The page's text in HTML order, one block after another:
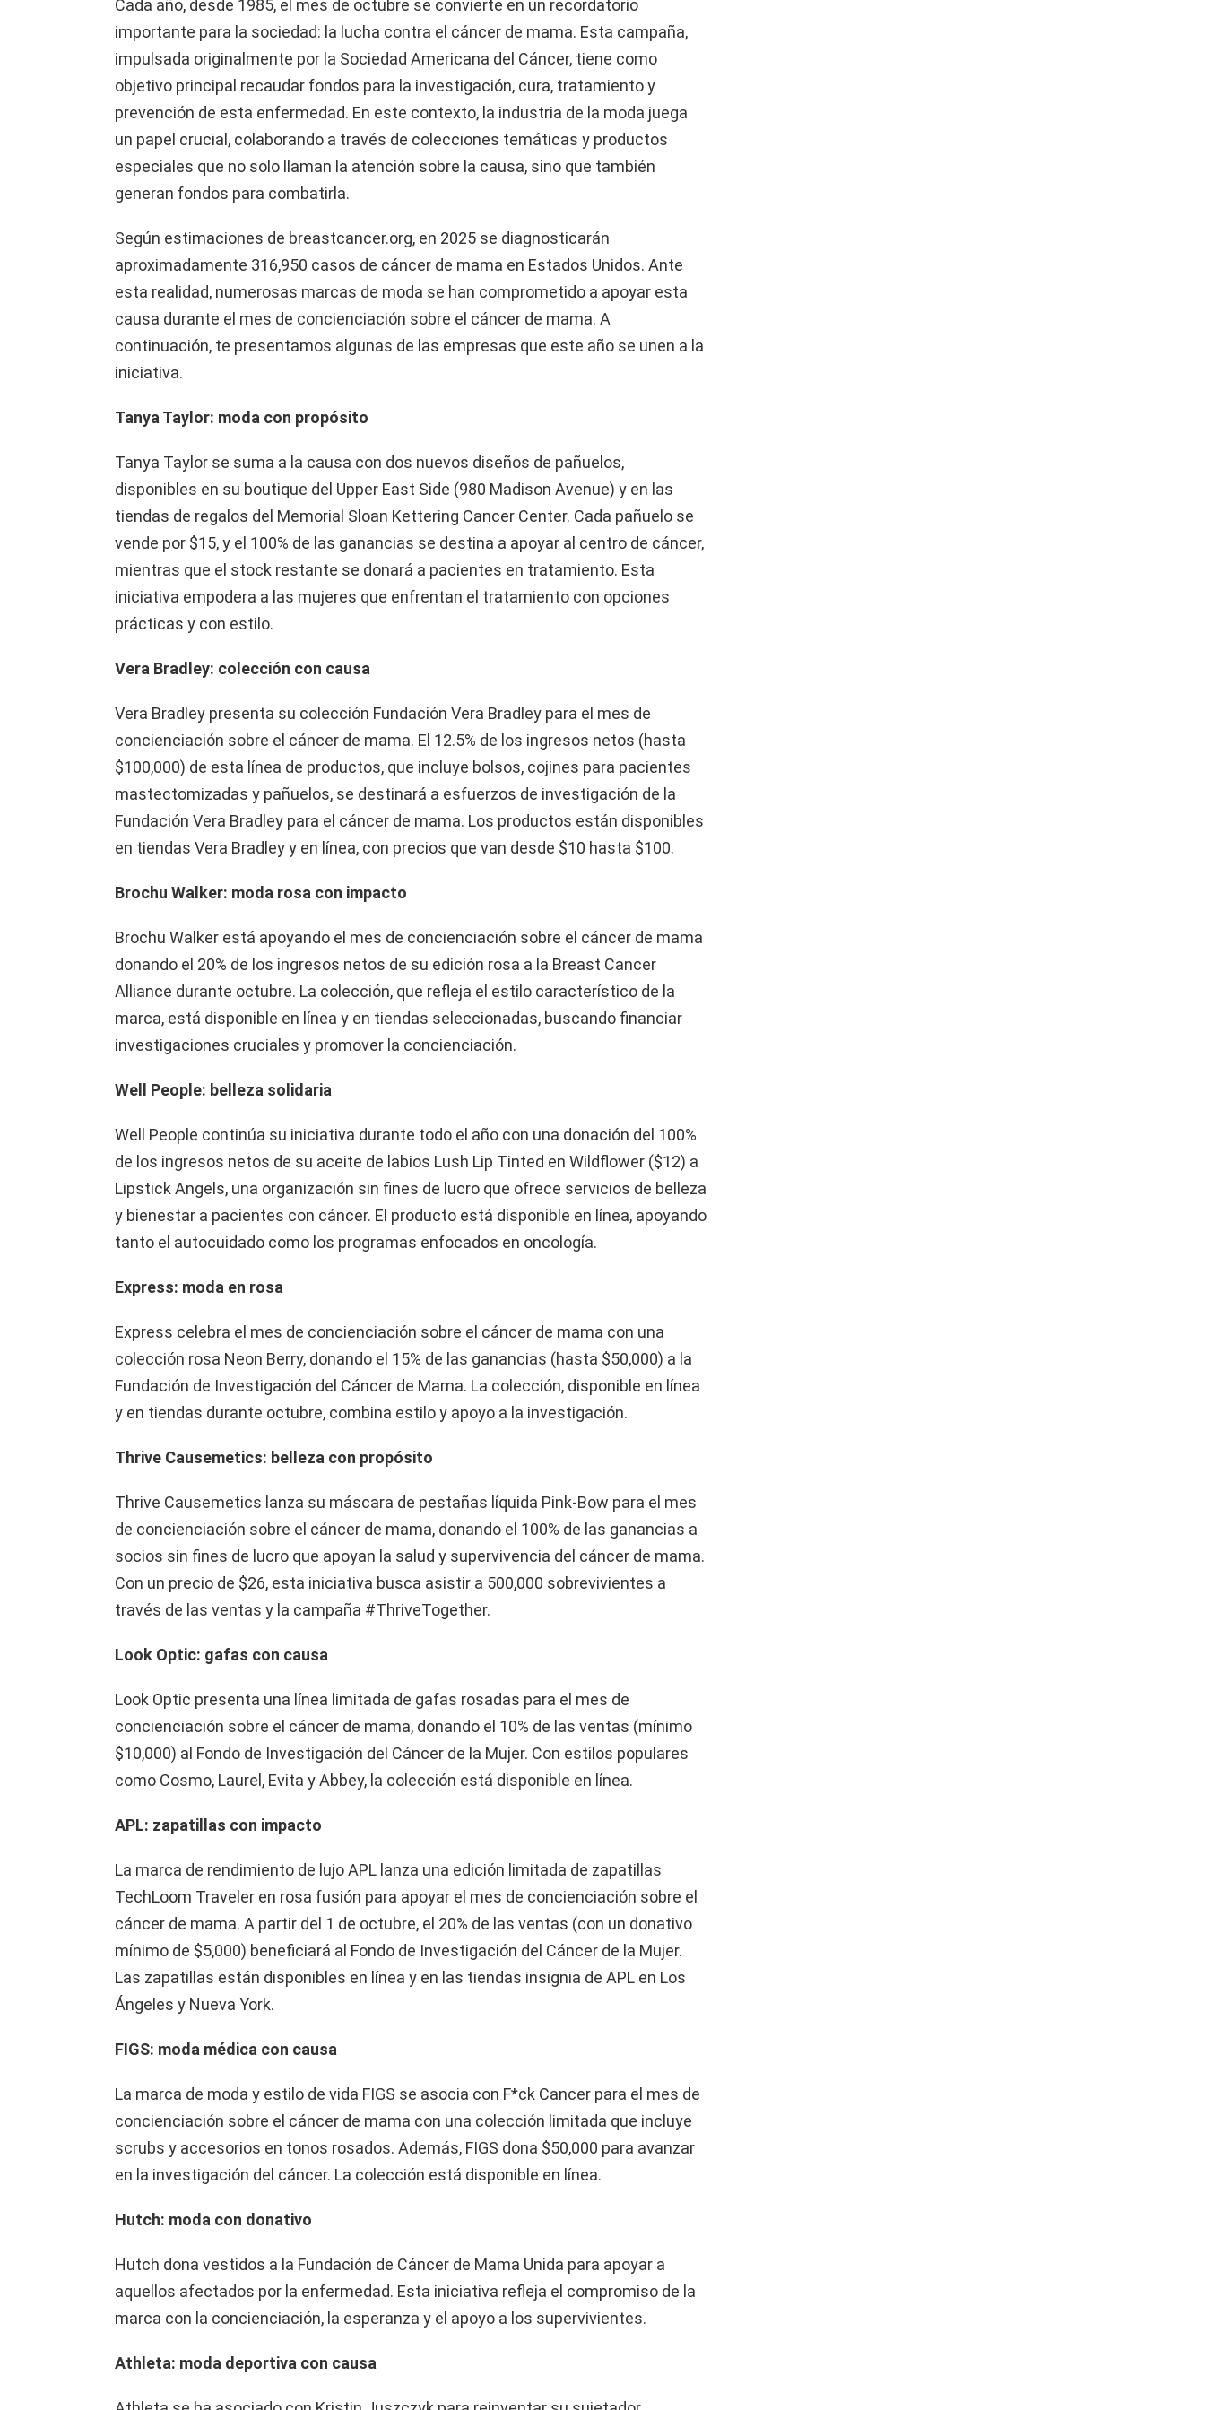
Cada año, desde 1985, el mes de octubre se convierte en un recordatorio
importante para la sociedad: la lucha contra el cáncer de mama. Esta campaña,
impulsada originalmente por la Sociedad Americana del Cáncer, tiene como
objetivo principal recaudar fondos para la investigación, cura, tratamiento y
prevención de esta enfermedad. En este contexto, la industria de la moda juega
un papel crucial, colaborando a través de colecciones temáticas y productos
especiales que no solo llaman la atención sobre la causa, sino que también
generan fondos para combatirla.
Según estimaciones de breastcancer.org, en 2025 se diagnosticarán
aproximadamente 316,950 casos de cáncer de mama en Estados Unidos. Ante
esta realidad, numerosas marcas de moda se han comprometido a apoyar esta
causa durante el mes de concienciación sobre el cáncer de mama. A
continuación, te presentamos algunas de las empresas que este año se unen a la
iniciativa.
Tanya Taylor: moda con propósito
Tanya Taylor se suma a la causa con dos nuevos diseños de pañuelos,
disponibles en su boutique del Upper East Side (980 Madison Avenue) y en las
tiendas de regalos del Memorial Sloan Kettering Cancer Center. Cada pañuelo se
vende por $15, y el 100% de las ganancias se destina a apoyar al centro de cáncer,
mientras que el stock restante se donará a pacientes en tratamiento. Esta
iniciativa empodera a las mujeres que enfrentan el tratamiento con opciones
prácticas y con estilo.
Vera Bradley: colección con causa
Vera Bradley presenta su colección Fundación Vera Bradley para el mes de
concienciación sobre el cáncer de mama. El 12.5% de los ingresos netos (hasta
$100,000) de esta línea de productos, que incluye bolsos, cojines para pacientes
mastectomizadas y pañuelos, se destinará a esfuerzos de investigación de la
Fundación Vera Bradley para el cáncer de mama. Los productos están disponibles
en tiendas Vera Bradley y en línea, con precios que van desde $10 hasta $100.
Brochu Walker: moda rosa con impacto
Brochu Walker está apoyando el mes de concienciación sobre el cáncer de mama
donando el 20% de los ingresos netos de su edición rosa a la Breast Cancer
Alliance durante octubre. La colección, que refleja el estilo característico de la
marca, está disponible en línea y en tiendas seleccionadas, buscando financiar
investigaciones cruciales y promover la concienciación.
Well People: belleza solidaria
Well People continúa su iniciativa durante todo el año con una donación del 100%
de los ingresos netos de su aceite de labios Lush Lip Tinted en Wildflower ($12) a
Lipstick Angels, una organización sin fines de lucro que ofrece servicios de belleza
y bienestar a pacientes con cáncer. El producto está disponible en línea, apoyando
tanto el autocuidado como los programas enfocados en oncología.
Express: moda en rosa
Express celebra el mes de concienciación sobre el cáncer de mama con una
colección rosa Neon Berry, donando el 15% de las ganancias (hasta $50,000) a la
Fundación de Investigación del Cáncer de Mama. La colección, disponible en línea
y en tiendas durante octubre, combina estilo y apoyo a la investigación.
Thrive Causemetics: belleza con propósito
Thrive Causemetics lanza su máscara de pestañas líquida Pink-Bow para el mes
de concienciación sobre el cáncer de mama, donando el 100% de las ganancias a
socios sin fines de lucro que apoyan la salud y supervivencia del cáncer de mama.
Con un precio de $26, esta iniciativa busca asistir a 500,000 sobrevivientes a
través de las ventas y la campaña #ThriveTogether.
Look Optic: gafas con causa
Look Optic presenta una línea limitada de gafas rosadas para el mes de
concienciación sobre el cáncer de mama, donando el 10% de las ventas (mínimo
$10,000) al Fondo de Investigación del Cáncer de la Mujer. Con estilos populares
como Cosmo, Laurel, Evita y Abbey, la colección está disponible en línea.
APL: zapatillas con impacto
La marca de rendimiento de lujo APL lanza una edición limitada de zapatillas
TechLoom Traveler en rosa fusión para apoyar el mes de concienciación sobre el
cáncer de mama. A partir del 1 de octubre, el 20% de las ventas (con un donativo
mínimo de $5,000) beneficiará al Fondo de Investigación del Cáncer de la Mujer.
Las zapatillas están disponibles en línea y en las tiendas insignia de APL en Los
Ángeles y Nueva York.
FIGS: moda médica con causa
La marca de moda y estilo de vida FIGS se asocia con F*ck Cancer para el mes de
concienciación sobre el cáncer de mama con una colección limitada que incluye
scrubs y accesorios en tonos rosados. Además, FIGS dona $50,000 para avanzar
en la investigación del cáncer. La colección está disponible en línea.
Hutch: moda con donativo
Hutch dona vestidos a la Fundación de Cáncer de Mama Unida para apoyar a
aquellos afectados por la enfermedad. Esta iniciativa refleja el compromiso de la
marca con la concienciación, la esperanza y el apoyo a los supervivientes.
Athleta: moda deportiva con causa